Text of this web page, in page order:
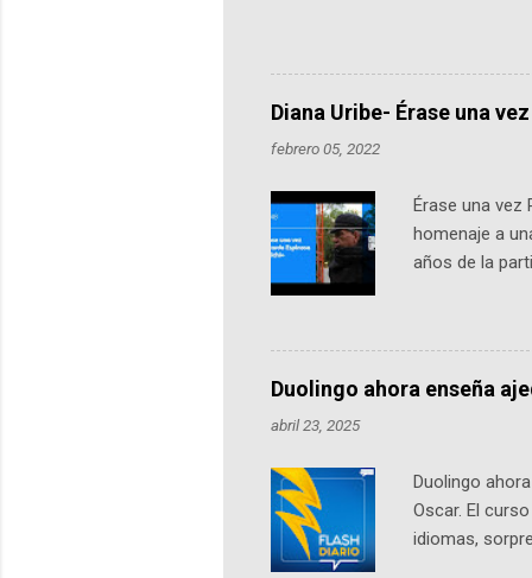
emprendedores y estudiantes.
más de 60 ciudades, donde
datos orbitales. En Bogotá,
Diana Uribe- Érase una
febrero 05, 2022
Érase una vez
homenaje a
años de la
podcast, de
nuestro
Notas del
pueden
Duolingo ahora enseña
abril 23, 2025
Duolingo
Oscar. El
idiomas,